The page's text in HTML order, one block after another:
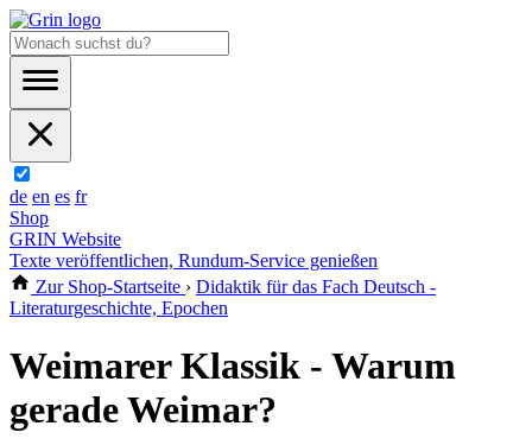
de en es fr
Shop
GRIN Website
Texte veröffentlichen, Rundum-Service genießen
Zur Shop-Startseite › Didaktik für das Fach Deutsch -
Literaturgeschichte, Epochen
Weimarer Klassik - Warum
gerade Weimar?